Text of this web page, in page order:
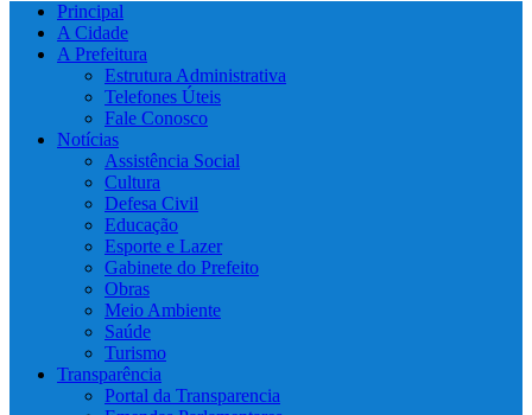
Principal
A Cidade
A Prefeitura
Estrutura Administrativa
Telefones Úteis
Fale Conosco
Notícias
Assistência Social
Cultura
Defesa Civil
Educação
Esporte e Lazer
Gabinete do Prefeito
Obras
Meio Ambiente
Saúde
Turismo
Transparência
Portal da Transparencia